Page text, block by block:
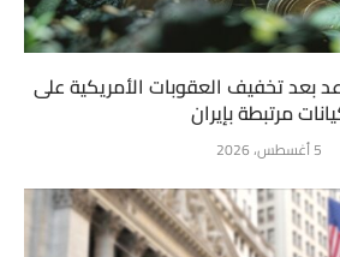
بعد تخفيف العقوبات الأمريكية على
مرتبطة بإيران
5 أغسطس، 2026